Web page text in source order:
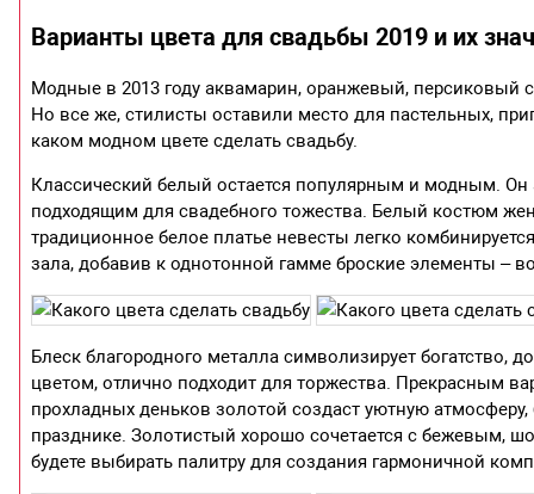
Варианты цвета для свадьбы 2019 и их
Модные в 2013 году аквамарин, оранжевый, персиковый
Но все же, стилисты оставили место для пастельных,
каком модном цвете сделать свадьбу.
Классический белый остается популярным и модным. Он
подходящим для свадебного тожества. Белый костюм
традиционное белое платье невесты легко
зала, добавив к однотонной гамме броские элементы –
Блеск благородного металла символизирует богатство,
цветом, отлично подходит для торжества. Прекрасным
прохладных деньков золотой создаст уютную
празднике. Золотистый хорошо сочетается с бежевым,
будете выбирать палитру для создания гармоничной